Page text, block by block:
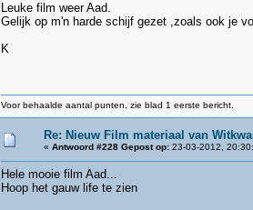
Leuke film weer Aad.
Gelijk op m'n harde schijf gezet ,zoals ook je
K
Voor behaalde aantal punten, zie blad 1 eerste bericht.
Re: Nieuw Film materiaal van
« Antwoord #228 Gepost op: 23-03-2012,
Hele mooie film Aad...
Hoop het gauw life te zien